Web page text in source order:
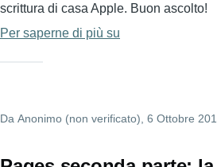
scrittura di casa Apple. Buon ascolto!
Per saperne di più su
di
documento
Da Anonimo (non verificato) , 6 Ottobre